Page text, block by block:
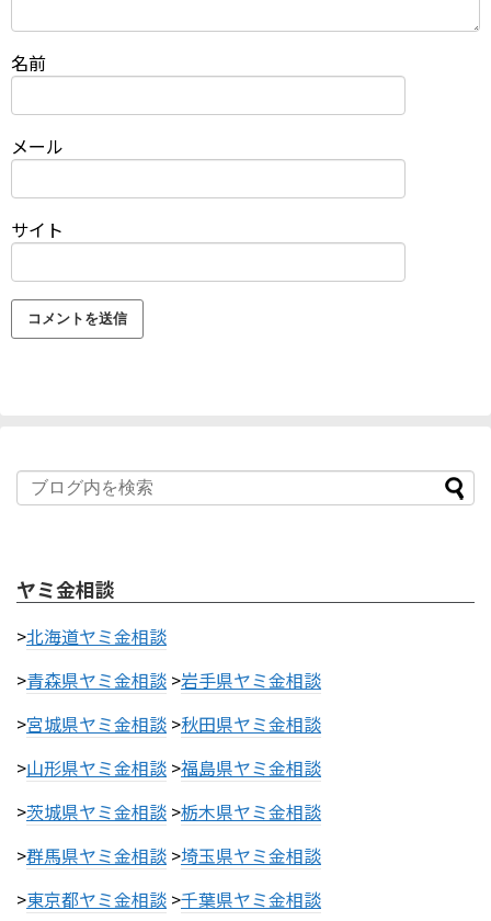
名前
メール
サイト
ヤミ金相談
>北海道ヤミ金相談
>青森県ヤミ金相談 >岩手県ヤミ金相談
>宮城県ヤミ金相談 >秋田県ヤミ金相談
>山形県ヤミ金相談 >福島県ヤミ金相談
>茨城県ヤミ金相談 >栃木県ヤミ金相談
>群馬県ヤミ金相談 >埼玉県ヤミ金相談
>東京都ヤミ金相談 >千葉県ヤミ金相談